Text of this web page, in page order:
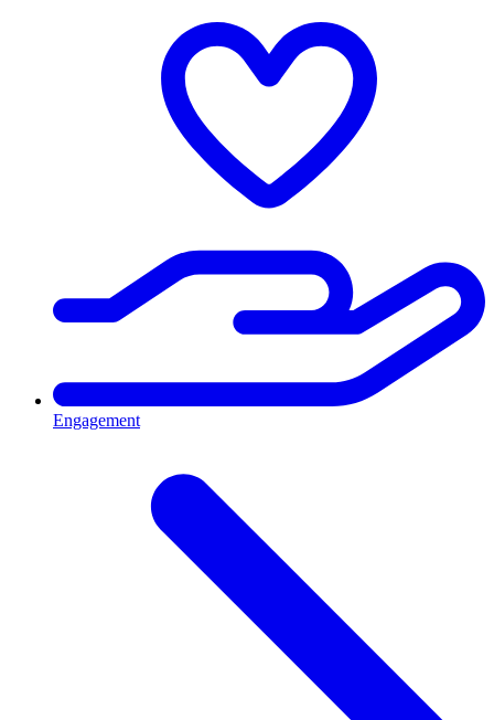
Engagement